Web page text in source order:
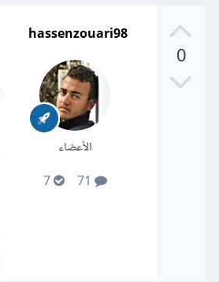
0
hassenzouari98
الأعضاء
7